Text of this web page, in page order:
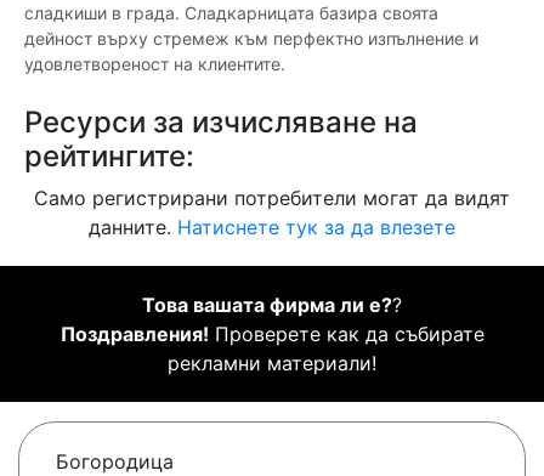
сладкиши в града. Сладкарницата базира своята
дейност върху стремеж към перфектно изпълнение и
удовлетвореност на клиентите.
Ресурси за изчисляване на
рейтингите:
Само регистрирани потребители могат да видят
данните. Натиснете тук за да влезете
Това вашата фирма ли е??
Поздравления! Проверете как да събирате
рекламни материали!
Богородица